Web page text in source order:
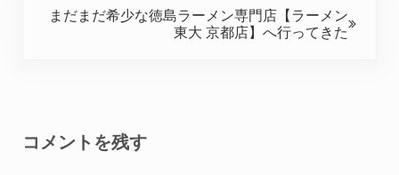
まだまだ希少な徳島ラーメン専門店【ラーメン
東大 京都店】へ行ってきた
コメントを残す